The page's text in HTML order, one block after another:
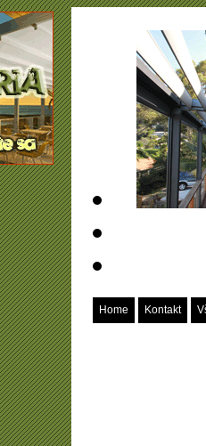
Home Kontakt